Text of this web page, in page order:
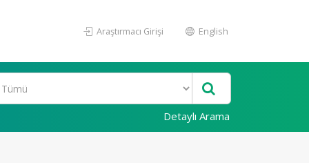
Araştırmacı Girişi English
Detaylı Arama